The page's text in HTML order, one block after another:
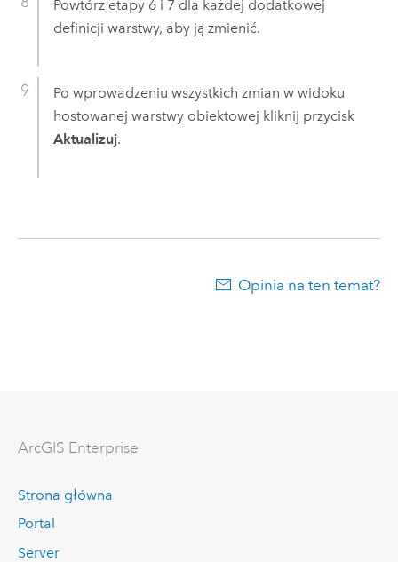
Powtórz etapy 6 i 7 dla każdej dodatkowej
definicji warstwy, aby ją zmienić.
Po wprowadzeniu wszystkich zmian w widoku
hostowanej warstwy obiektowej kliknij przycisk
Aktualizuj.
Opinia na ten temat?
ArcGIS Enterprise
Strona główna
Portal
Server